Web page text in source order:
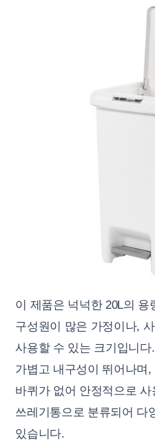
이 제품은 넉넉한 20L의
구성원이 많은 가정이나,
사용할 수 있는 크기입니
가볍고 내구성이 뛰어나며
바퀴가 없어 안정적으로
쓰레기통으로 분류되어 다
있습니다.